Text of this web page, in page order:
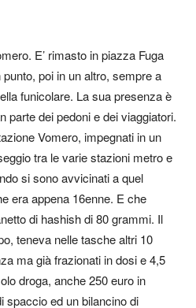
E’ rimasto in piazza Fuga
poi in un altro, sempre a
funicolare. La sua presenza è
parte dei pedoni e dei viaggiatori.
Vomero, impegnati in un
tra le varie stazioni metro e
si sono avvicinati a quel
era appena 16enne. E che
di hashish di 80 grammi. Il
teneva nelle tasche altri 10
ma già frazionati in dosi e 4,5
droga, anche 250 euro in
spaccio ed un bilancino di